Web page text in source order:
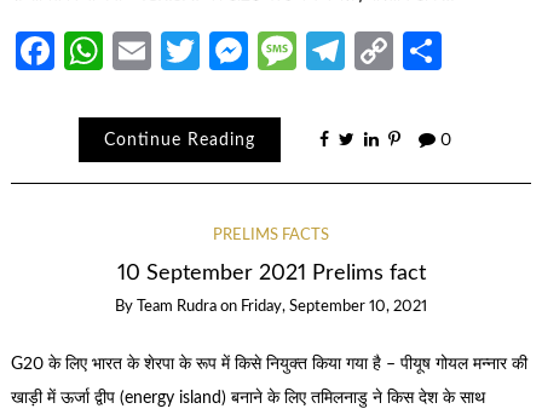
Facebook
WhatsApp
EmailTwitter
Messenger
Message
Telegram
Copy
Continue Reading 0
PRELIMS FACTS
10 September 2021 Prelims fact
By Team Rudra on Friday, September 10, 2021
G20 के लिए भारत के शेरपा के रूप में किसे नियुक्त किया गया है – पीयूष गोयल मन्नार की
खाड़ी में ऊर्जा द्वीप (energy island) बनाने के लिए तमिलनाडु ने किस देश के साथ